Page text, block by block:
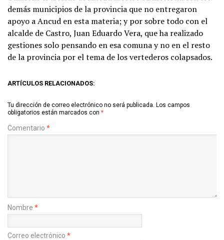
demás municipios de la provincia que no entregaron
apoyo a Ancud en esta materia; y por sobre todo con el
alcalde de Castro, Juan Eduardo Vera, que ha realizado
gestiones solo pensando en esa comuna y no en el resto
de la provincia por el tema de los vertederos colapsados.
ARTÍCULOS RELACIONADOS:
Tu dirección de correo electrónico no será publicada. Los campos
obligatorios están marcados con *
Comentario *
Nombre *
Correo electrónico *